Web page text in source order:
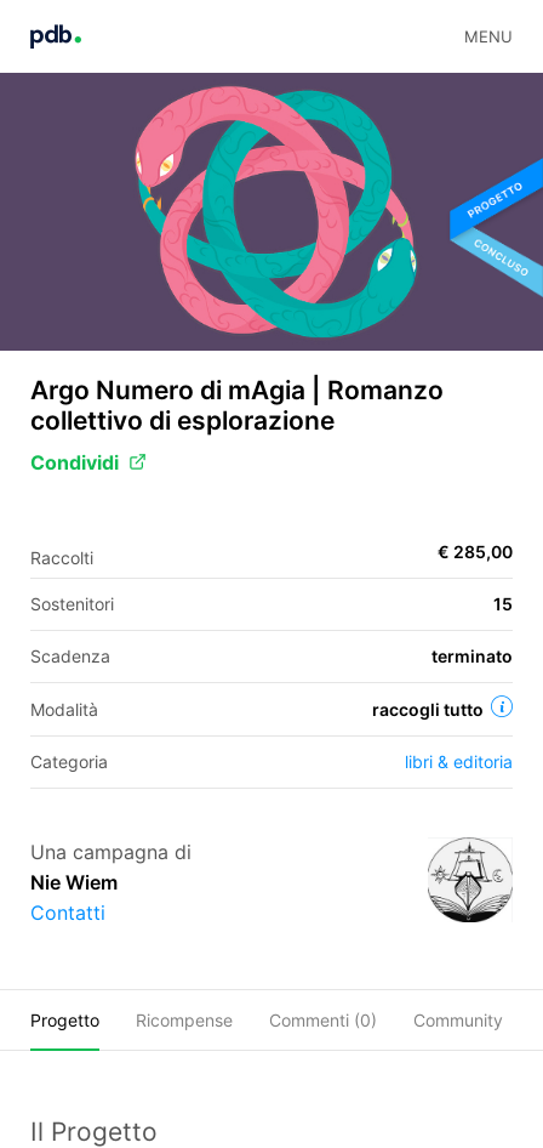
MENU
EN
FR
Argo Numero di mAgia | Romanzo
collettivo di esplorazione
Condividi
Raccolti € 285,00
Sostenitori 15
Scadenza terminato
Modalità raccogli tutto
Categoria libri & editoria
Una campagna di
Nie Wiem
Contatti
Progetto Ricompense Commenti (0) Community
Il Progetto